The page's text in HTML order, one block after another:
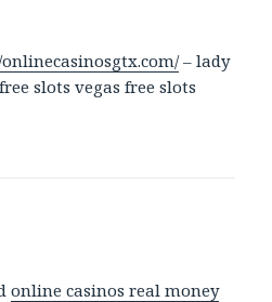
– lady
slots vegas free slots
online casinos real money